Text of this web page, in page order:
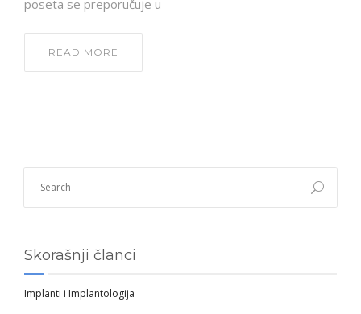
poseta se preporučuje u
READ MORE
Skorašnji članci
Implanti i Implantologija